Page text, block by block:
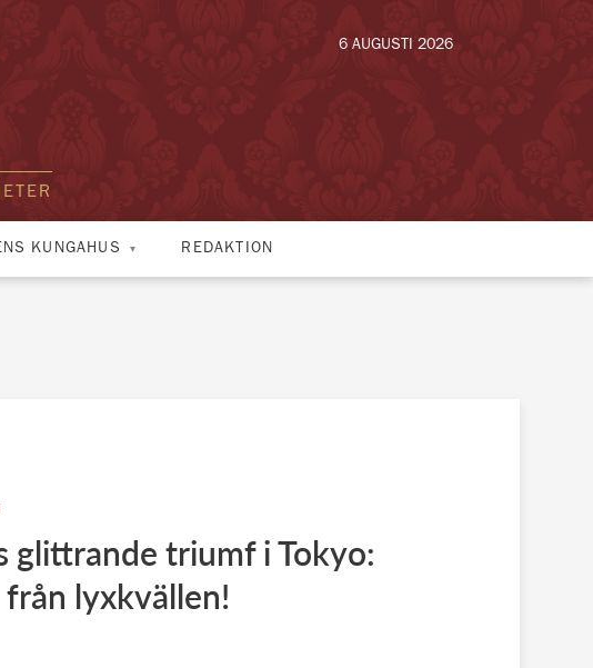
6 AUGUSTI 2026
KUNGAHUS REDAKTION
glittrande triumf i Tokyo:
lyxkvällen!